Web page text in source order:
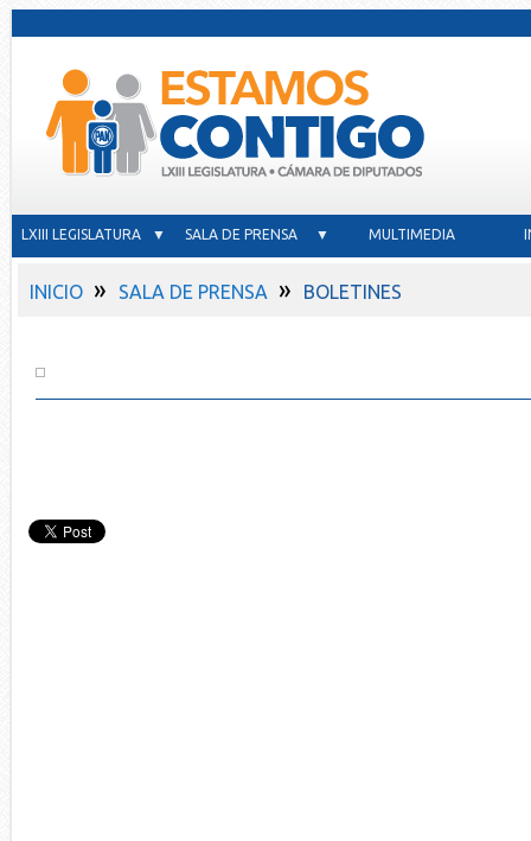
LXIII LEGISLATURA ▼ SALA DE PRENSA ▼ MULTIMEDIA
INICIO » SALA DE PRENSA » BOLETINES